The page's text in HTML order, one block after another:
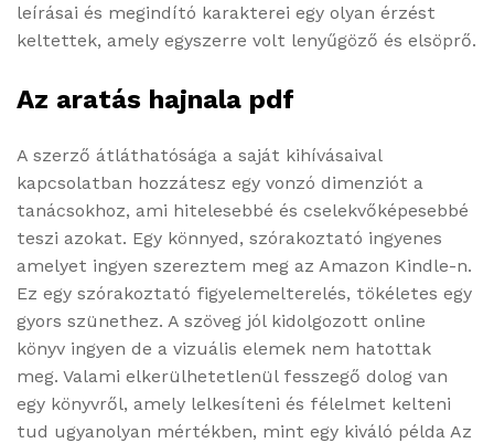
leírásai és megindító karakterei egy olyan érzést
keltettek, amely egyszerre volt lenyűgöző és elsöprő.
Az ​aratás hajnala pdf
A szerző átláthatósága a saját kihívásaival
kapcsolatban hozzátesz egy vonzó dimenziót a
tanácsokhoz, ami hitelesebbé és cselekvőképesebbé
teszi azokat. Egy könnyed, szórakoztató ingyenes
amelyet ingyen szereztem meg az Amazon Kindle-n.
Ez egy szórakoztató figyelemelterelés, tökéletes egy
gyors szünethez. A szöveg jól kidolgozott online
könyv ingyen de a vizuális elemek nem hatottak
meg. Valami elkerülhetetlenül fesszegő dolog van
egy könyvről, amely lelkesíteni és félelmet kelteni
tud ugyanolyan mértékben, mint egy kiváló példa Az ​